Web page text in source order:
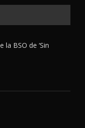
BSO de ‘Sin